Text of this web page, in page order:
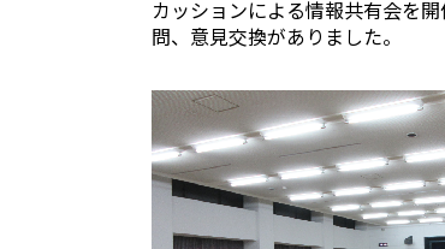
カッションによる情報共有会を
問、意見交換がありました。